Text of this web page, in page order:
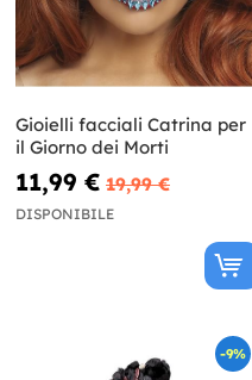
Gioielli facciali Catrina per
il Giorno dei Morti
11,99 € 19,99 €
DISPONIBILE
-9%